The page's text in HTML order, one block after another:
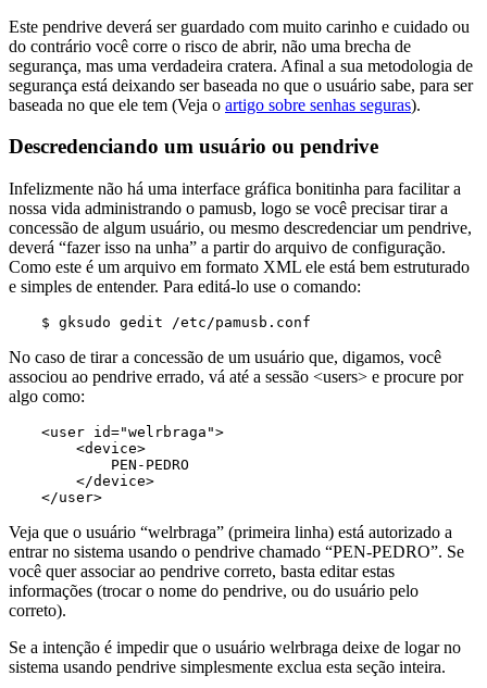
Este pendrive deverá ser guardado com muito carinho e cuidado ou
do contrário você corre o risco de abrir, não uma brecha de
segurança, mas uma verdadeira cratera. Afinal a sua metodologia de
segurança está deixando ser baseada no que o usuário sabe, para ser
baseada no que ele tem (Veja o artigo sobre senhas seguras).
Descredenciando um usuário ou pendrive
Infelizmente não há uma interface gráfica bonitinha para facilitar a
nossa vida administrando o pamusb, logo se você precisar tirar a
concessão de algum usuário, ou mesmo descredenciar um pendrive,
deverá “fazer isso na unha” a partir do arquivo de configuração.
Como este é um arquivo em formato XML ele está bem estruturado
e simples de entender. Para editá-lo use o comando:
$ gksudo gedit /etc/pamusb.conf
No caso de tirar a concessão de um usuário que, digamos, você
associou ao pendrive errado, vá até a sessão <users> e procure por
algo como:
<user id="welrbraga">
<device>
PEN-PEDRO
</device>
</user>
Veja que o usuário “welrbraga” (primeira linha) está autorizado a
entrar no sistema usando o pendrive chamado “PEN-PEDRO”. Se
você quer associar ao pendrive correto, basta editar estas
informações (trocar o nome do pendrive, ou do usuário pelo
correto).
Se a intenção é impedir que o usuário welrbraga deixe de logar no
sistema usando pendrive simplesmente exclua esta seção inteira.